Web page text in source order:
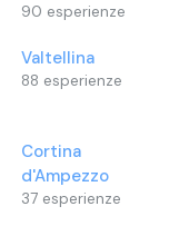
90 esperienze
Valtellina
88 esperienze
Cortina
d'Ampezzo
37 esperienze